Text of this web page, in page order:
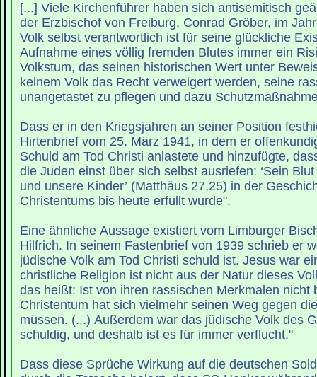
[...] Viele Kirchenführer haben sich antisemitisch
der Erzbischof von Freiburg, Conrad Gröber, im
Volk selbst verantwortlich ist für seine glückliche
Aufnahme eines völlig fremden Blutes immer ein
Volkstum, das seinen historischen Wert unter
keinem Volk das Recht verweigert werden, seine
unangetastet zu pflegen und dazu
Dass er in den Kriegsjahren an seiner Position
Hirtenbrief vom 25. März 1941, in dem er
Schuld am Tod Christi anlastete und hinzufügte,
die Juden einst über sich selbst ausriefen: ‘Sein
und unsere Kinder’ (Matthäus 27,25) in der
Christentums bis heute erfüllt wurde".
Eine ähnliche Aussage existiert vom Limburger
Hilfrich. In seinem Fastenbrief von 1939 schrieb er
jüdische Volk am Tod Christi schuld ist. Jesus war
christliche Religion ist nicht aus der Natur dieses
das heißt: Ist von ihren rassischen Merkmalen nicht
Christentum hat sich vielmehr seinen Weg gegen
müssen. (...) Außerdem war das jüdische Volk des
schuldig, und deshalb ist es für immer verflucht."
Dass diese Sprüche Wirkung auf die deutschen